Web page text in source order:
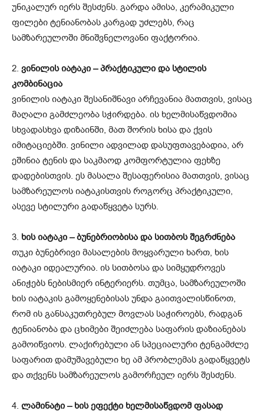
უნიკალურ იერს შესძენს. გარდა ამისა, კერამიკული
ფილები ტენიანობას კარგად უძლებს, რაც
სამზარეულოში მნიშვნელოვანი ფაქტორია.
2. ვინილის იატაკი – პრაქტიკული და სტილის
კომბინაცია
ვინილის იატაკი შესანიშნავი არჩევანია მათთვის, ვისაც
მაღალი გამძლეობა სჭირდება. ის ხელმისაწვდომია
სხვადასხვა დიზაინში, მათ შორის ხისა და ქვის
იმიტაციებში. ვინილი ადვილად დასუფთავებადია, არ
ეშინია ტენის და საკმაოდ კომფორტულია ფეხზე
დადებისთვის. ეს მასალა შესაფერისია მათთვის, ვისაც
სამზარეულოს იატაკისთვის როგორც პრაქტიკული,
ასევე სტილური გადაწყვეტა სურს.
3. ხის იატაკი – ბუნებრიობისა და სითბოს შეგრძნება
თუკი ბუნებრივი მასალების მოყვარული ხართ, ხის
იატაკი იდეალურია. ის სითბოსა და სიმყუდროვეს
ანიჭებს ნებისმიერ ინტერიერს. თუმცა, სამზარეულოში
ხის იატაკის გამოყენებისას უნდა გაითვალისწინოთ,
რომ ის განსაკუთრებულ მოვლას საჭიროებს, რადგან
ტენიანობა და ცხიმები შეიძლება საფარის დაზიანებას
გამოიწვიოს. ლაქირებული ან სპეციალური ტენგამძლე
საფარით დამუშავებული ხე ამ პრობლემას გადაწყვეტს
და თქვენს სამზარეულოს გამორჩეულ იერს შესძენს.
4. ლამინატი – ხის ეფექტი ხელმისაწვდომ ფასად